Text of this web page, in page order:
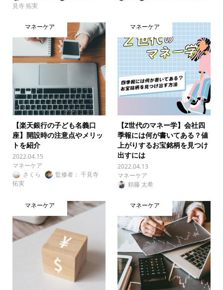
見寺 拓実
マネーケア
【楽天銀行の子ども名義口
座】開設時の注意点やメリッ
トを紹介
2022.04.15
マネーケア
さくら
監修者： 千見寺
拓実
マネーケア
【Z世代のマネー学】会社四
季報には何が書いてある？値
上がりするお宝銘柄を見つけ
出すには
2022.04.13
マネーケア
頼藤 太希
マネーケア マネーケア